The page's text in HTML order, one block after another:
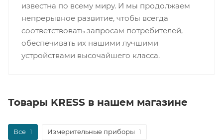
известна по всему миру. И мы продолжаем
непрерывное развитие, чтобы всегда
соответствовать запросам потребителей,
обеспечивать их нашими лучшими
устройствами высочайшего класса.
Товары KRESS в нашем магазине
Все 1 Измерительные приборы 1